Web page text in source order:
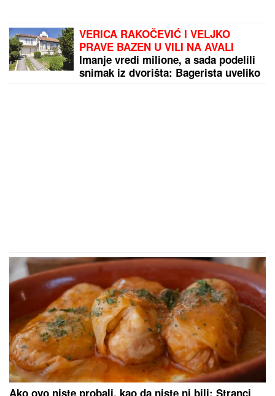
VERICA RAKOČEVIĆ I VELJKO
PRAVE BAZEN U VILI NA AVALI
Imanje vredi milione, a sada podelili
snimak iz dvorišta: Bagerista uveliko
Ako ovo niste probali, kao da niste ni bili: Stranci